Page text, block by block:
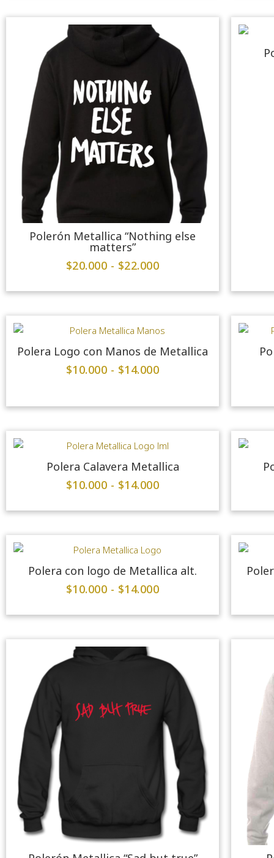
Polerón Metallica “Nothing else
matters”
$20.000 - $22.000
Polera Logo con Manos de Metallica
$10.000 - $14.000
Polera Calavera Metallica
$10.000 - $14.000
Polera con logo de Metallica alt.
$10.000 - $14.000